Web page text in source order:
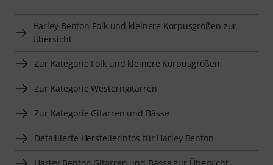
Harley Benton Folk und kleinere Korpusgrößen zur
Übersicht
Zur Kategorie Folk und kleinere Korpusgrößen
Zur Kategorie Westerngitarren
Zur Kategorie Gitarren und Bässe
Detaillierte Herstellerinfos für Harley Benton